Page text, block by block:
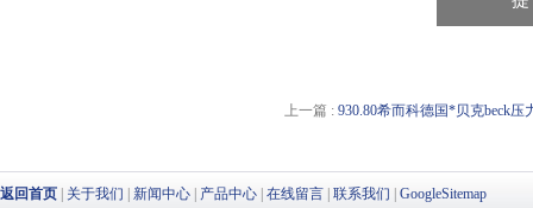
上一篇 : 930.80希而科德国*贝克beck压
返回首页 关于我们 新闻中心 产品中心 在线留言 联系我们 GoogleSitemap